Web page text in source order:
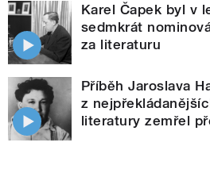
Karel Čapek byl v
sedmkrát
za literaturu
Příběh Jaroslava
z
literatury zemřel